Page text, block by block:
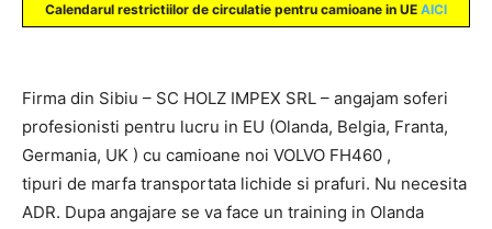
Calendarul restrictiilor de circulatie pentru camioane in UE AICI
Firma din Sibiu – SC HOLZ IMPEX SRL – angajam soferi
profesionisti pentru lucru in EU (Olanda, Belgia, Franta,
Germania, UK ) cu camioane noi VOLVO FH460 ,
tipuri de marfa transportata lichide si prafuri. Nu necesita
ADR. Dupa angajare se va face un training in Olanda